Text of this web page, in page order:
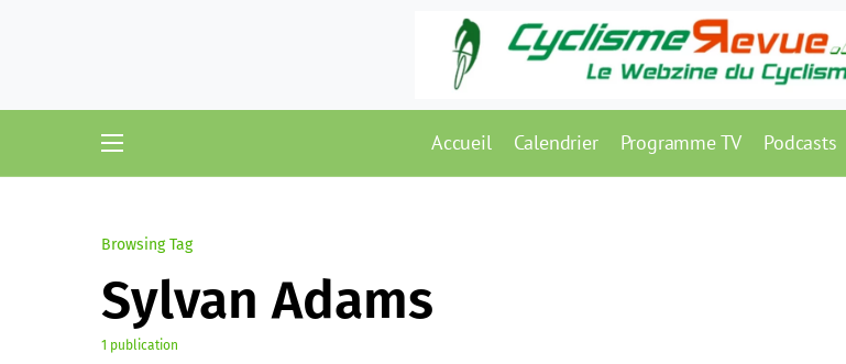
Accueil Calendrier Programme TV Podcasts
Browsing Tag
Sylvan Adams
1 publication